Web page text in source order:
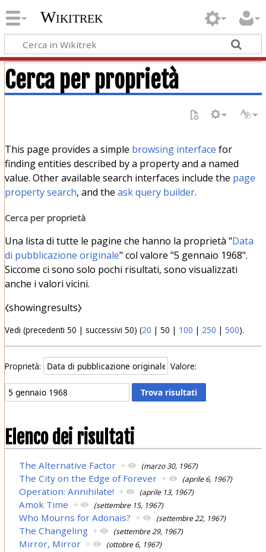
Wikitrek
Cerca per proprietà
This page provides a simple browsing interface for
finding entities described by a property and a named
value. Other available search interfaces include the page
property search, and the ask query builder.
Cerca per proprietà
Una lista di tutte le pagine che hanno la proprietà "Data
di pubblicazione originale" col valore "5 gennaio 1968".
Siccome ci sono solo pochi risultati, sono visualizzati
anche i valori vicini.
⧼showingresults⧽
Vedi (precedenti 50 | successivi 50) (20 | 50 | 100 | 250 | 500).
Proprietà: Valore:
Elenco dei risultati
The Alternative Factor + (marzo 30, 1967)
The City on the Edge of Forever + (aprile 6, 1967)
Operation: Annihilate! + (aprile 13, 1967)
Amok Time + (settembre 15, 1967)
Who Mourns for Adonais? + (settembre 22, 1967)
The Changeling + (settembre 29, 1967)
Mirror, Mirror + (ottobre 6, 1967)